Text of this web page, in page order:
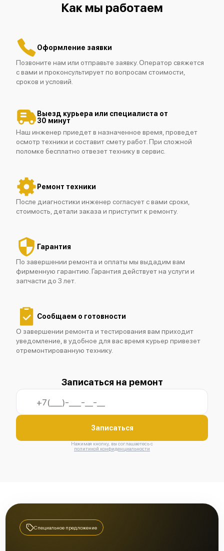
Fluke 1663
Fluke T130/VDE
Fluke T5-600
Fluke T6-1000
Как мы работаем
Оформление заявки
Позвоните нам или отправьте заявку. Оператор свяжется
с вами и проконсультирует по вопросам стоимости,
сроков и условий.
Выезд курьера или специалиста от
30 минут
Наш инженер приедет в назначенное время, проведет
осмотр техники и составит смету работ. При сложной
поломке бесплатно отвезет технику в сервис.
Ремонт техники
После диагностики инженер согласует с вами сроки,
стоимость, детали заказа и приступит к ремонту.
Гарантия
По завершении ремонта и оплаты мы выдадим вам
фирменную гарантию. Гарантия действует на услуги и
запчасти до 3 лет.
Сообщаем о готовности
О завершении ремонта и тестирования вам приходит
уведомление, в удобное для вас время курьер привезет
отремонтированную технику.
Записаться на ремонт
Записаться
Нажимая кнопку, вы соглашаетесь с
политикой конфиденциальности
Специальное предложение